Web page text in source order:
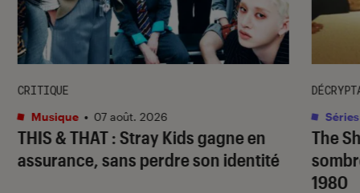
THIS & THAT: Stray Kids gagne en
assurance, sans perdre son identité
CRITIQUE
Musique • 07 août. 2026
The
1980
Séries